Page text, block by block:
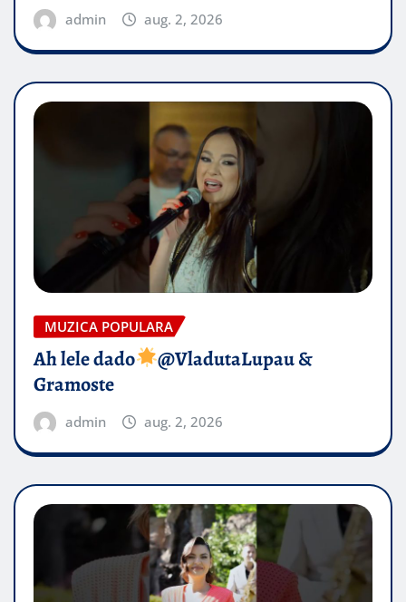
admin aug. 2, 2026
MUZICA POPULARA
Ah lele dado​
@VladutaLupau &
Gramoste
admin aug. 2, 2026